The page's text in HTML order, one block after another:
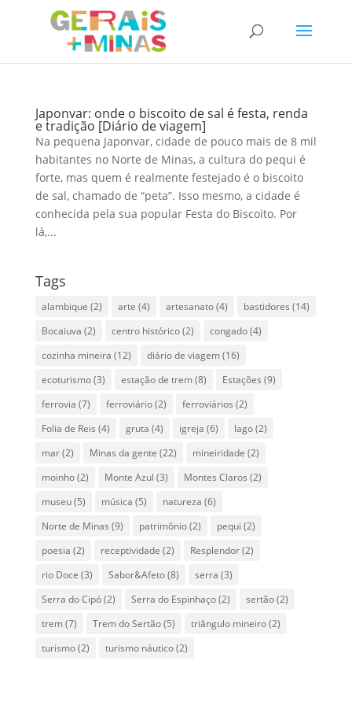
Japonvar: onde o biscoito de sal é festa, renda
e tradição [Diário de viagem]
Na pequena Japonvar, cidade de pouco mais de 8 mil
habitantes no Norte de Minas, a cultura do pequi é
forte, mas quem é realmente festejado é o biscoito
de sal, chamado de “peta”. Isso mesmo, a cidade é
conhecida pela sua popular Festa do Biscoito. Por
lá,...
Tags
alambique (2) arte (4) artesanato(4) bastidores (14)
Bocaiuva (2) centro histórico(2) congado(4)
cozinha mineira (12) diário de viagem(16)
ecoturismo(3) estação de trem(8) Estações (9)
ferrovia (7) ferroviário(2) ferroviários (2)
Folia de Reis (4) gruta (4) igreja (6) lago(2)
mar(2) Minas da gente (22) mineiridade (2)
moinho(2) Monte Azul (3) Montes Claros (2)
museu(5) música (5) natureza (6)
Norte de Minas (9) patrimônio(2) pequi (2)
poesia (2) receptividade (2) Resplendor(2)
rio Doce (3) Sabor&Afeto(8) serra (3)
Serra do Cipó(2) Serra do Espinhaço(2) sertão(2)
trem(7) Trem do Sertão(5) triângulo mineiro(2)
turismo(2) turismo náutico(2)